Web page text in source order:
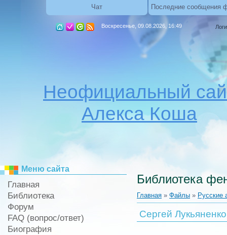
Чат Последние сообщения
Воскресенье, 09.08.2026, 16:49
Неофициальный
Алекса Коша
Меню сайта
Главная
Библиотека
Форум
FAQ (вопрос/ответ)
Биография
Библиотека
Главная » Файлы » Русские
Сергей